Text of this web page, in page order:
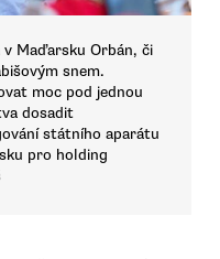
Maďarsku Orbán, či
snem.
moc pod jednou
dosadit
státního aparátu
pro holding